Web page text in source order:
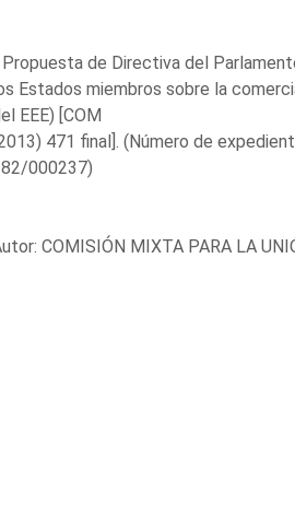
de Directiva del
Estados miembros sobre la
EEE) [COM
471 final]. (Número de
000237)
COMISIÓN MIXTA PARA LA